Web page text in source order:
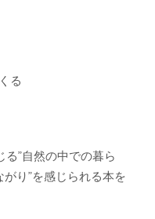
る
”自然の中での暮ら
がり”を感じられる本を